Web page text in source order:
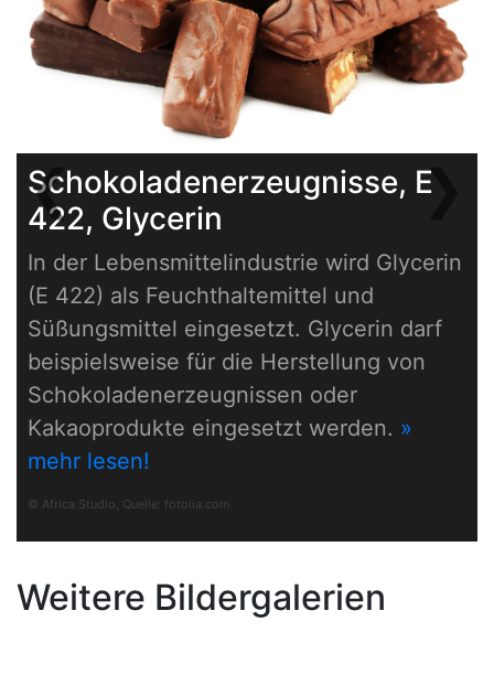
Schokoladenerzeugnisse, E
422, Glycerin
In der Lebensmittelindustrie wird Glycerin
(E 422) als Feuchthaltemittel und
Süßungsmittel eingesetzt. Glycerin darf
beispielsweise für die Herstellung von
Schokoladenerzeugnissen oder
Kakaoprodukte eingesetzt werden. »
mehr lesen!
© Africa Studio, Quelle: fotolia.com
❮Previous ❯
Weitere Bildergalerien